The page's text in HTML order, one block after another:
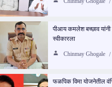
पीआय कमलेश बच्छाव यांनी
स्वीकारला
Chinmay Ghogale
फळपिक विमा योजनेतील